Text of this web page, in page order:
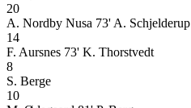
20
A. Nordby Nusa 73' A. Schjelderup
14
F. Aursnes 73' K. Thorstvedt
8
S. Berge
10